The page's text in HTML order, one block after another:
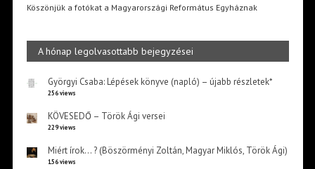
Köszönjük a fotókat a Magyarországi Református Egyháznak
A hónap legolvasottabb bejegyzései
Györgyi Csaba: Lépések könyve (napló) – újabb részletek*
256 views
KÖVESEDŐ – Török Ági versei
229 views
Miért írok… ? (Böszörményi Zoltán, Magyar Miklós, Török Ági)
156 views